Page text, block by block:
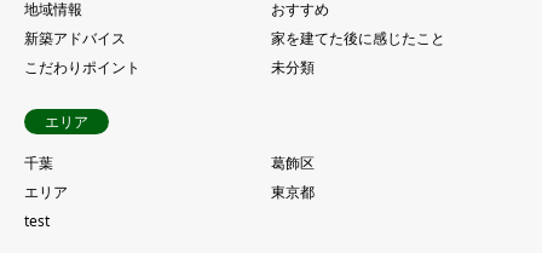
地域情報
おすすめ
新築アドバイス
家を建てた後に感じたこと
こだわりポイント
未分類
エリア
千葉
葛飾区
エリア
東京都
test